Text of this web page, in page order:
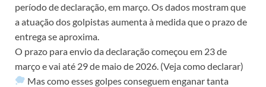
período de declaração, em março. Os dados mostram que
a atuação dos golpistas aumenta à medida que o prazo de
entrega se aproxima.
O prazo para envio da declaração começou em 23 de
março e vai até 29 de maio de 2026. (Veja como declarar)
Mas como esses golpes conseguem enganar tanta